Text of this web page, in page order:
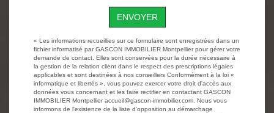
ENVOYER
« Les informations recueillies sur ce formulaire sont enregistrées dans un
fichier informatisé par GASCON IMMOBILIER Montpellier pour gérer votre
demande de contact. Elles sont conservées pour la durée nécessaire à
la gestion de la relation client dans le respect des prescriptions légales
applicables et sont destinées à nos conseillers Conformément à la loi «
informatique et libertés », vous pouvez exercer votre droit d'accès aux
données vous concernant et les faire rectifier en contactant GASCON
IMMOBILIER Montpellier accueil@gascon-immobilier.com. Nous vous
informons de l'existence de la liste d'opposition au démarchage